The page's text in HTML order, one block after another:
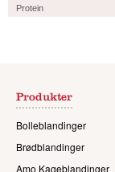
Protein
Produkter
Bolleblandinger
Brødblandinger
Amo Kageblandinger